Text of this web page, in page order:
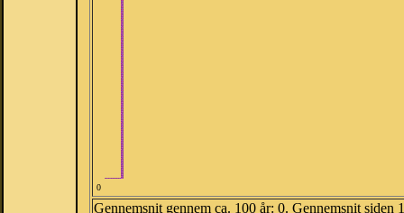
0
Gennemsnit gennem ca. 100 år: 0. Gennemsnit siden